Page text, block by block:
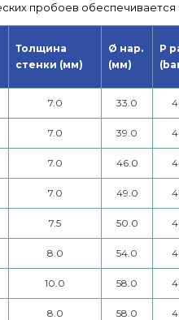
пробоев обеспечивается
Толщина
стенки (мм)
Ø нар.
(мм)
P
7.0 33.0
7.0 39.0
7.0 46.0
7.0 49.0
7.5 50.0
8.0 54.0
10.0 58.0
8.0 58.0